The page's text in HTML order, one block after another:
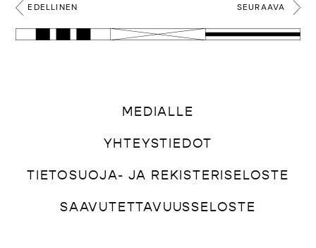
EDELLINEN SEURAAVA
MEDIALLE
YHTEYSTIEDOT
TIETOSUOJA- JA REKISTERISELOSTE
SAAVUTETTAVUUSSELOSTE